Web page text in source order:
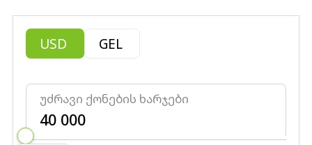
USD GEL
უძრავი ქონების ხარჯები